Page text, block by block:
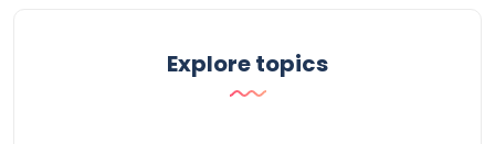
Explore topics